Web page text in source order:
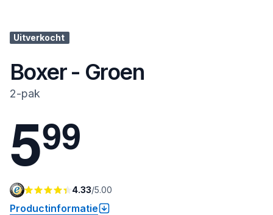
Uitverkocht
Boxer - Groen
2-pak
599
4.33/5.00
Productinformatie